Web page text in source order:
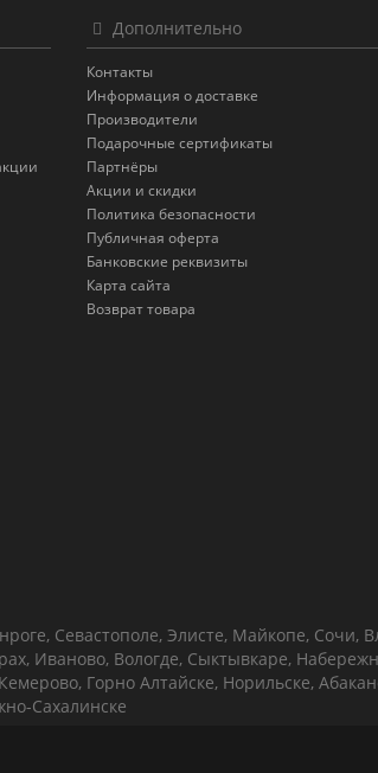
Дополнительно
Контакты
Информация о доставке
Производители
Подарочные сертификаты
Партнёры
Акции и скидки
Политика безопасности
Публичная оферта
Банковские реквизиты
Карта сайта
Возврат товара
Севастополе, Элисте, Майкопе, Сочи,
Иваново, Вологде, Сыктывкаре,
Горно Алтайске, Норильске,
Сахалинске